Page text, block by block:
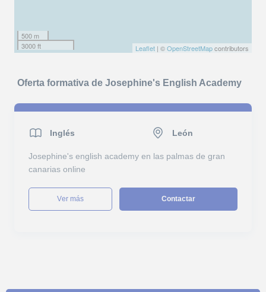
500 m
3000 ft
Leaflet | ©OpenStreetMapcontributors
Oferta formativa de Josephine's English Academy
Inglés León
Josephine's english academy en las palmas de gran
canarias online
ver más Contactar